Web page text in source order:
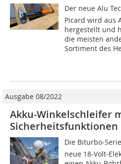
Der neue Alu
Picard wird aus
hergestellt und
die meisten
Sortiment des
Ausgabe 08/2022
Akku-Winkelschleifer
Sicherheitsfunktionen
Die Biturbo-
neue 18-Volt-